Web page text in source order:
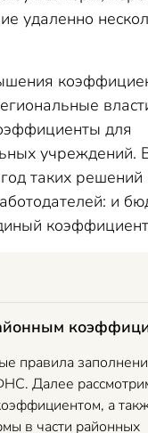
удаленно
для
учреждений.
таких решений
и
правила
Далее
а
в части районных